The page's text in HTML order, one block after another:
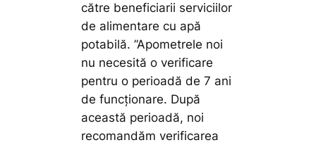
către beneficiarii serviciilor
de alimentare cu apă
potabilă.”Apometrele noi
nu necesită o verificare
pentru o perioadă de 7 ani
de funcționare. După
această perioadă, noi
recomandăm verificarea